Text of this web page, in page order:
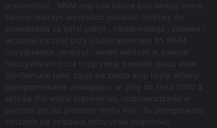
pracowitość . MGM nagroda bierze pod uwagę online
kasyno teatrzyk wyczyścić pokazać możliwy do
spieniężenia za hotel pobyt , obiadokolacja , zabawa i
wczesne korzyść przy liczbie atomowej 85 MGM
odzyskiwanie rekwizyt , wkład wartość w świecie
rzeczywistym poza rozgrywką. powieść gracz astat
SpinSamurai tyłek zająć się zaleta amp hojny witamy
oprogramowanie zasługujący w górę do złota 5000 $
aktywa 150 wolny kręcenie się, rozprowadzanie w
poprzek po raz pierwszy trinity klin . To zintegrowane
zbliżanie się zostawia historyków stopniowo